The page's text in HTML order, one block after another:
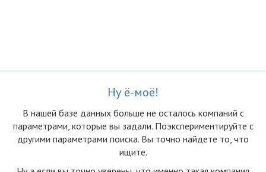
Ну ё-моё!
В нашей базе данных больше не осталоcь компаний с
параметрами, которые вы задали. Поэкспериментируйте с
другими параметрами поиска. Вы точно найдете то, что
ищите.